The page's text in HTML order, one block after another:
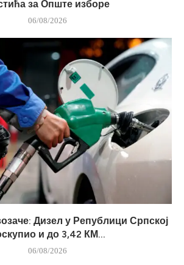
за Опште изборе
06/08/2026
Дизел у Републици Српској
и до 3,42 КМ...
06/08/2026